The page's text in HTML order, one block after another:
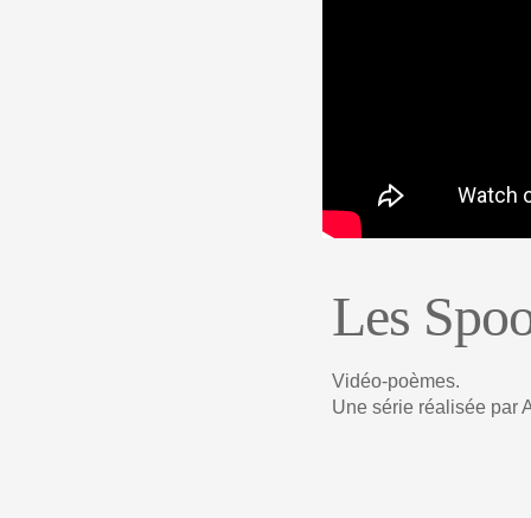
Les
Vidéo-poèmes.
Une série réalisée par